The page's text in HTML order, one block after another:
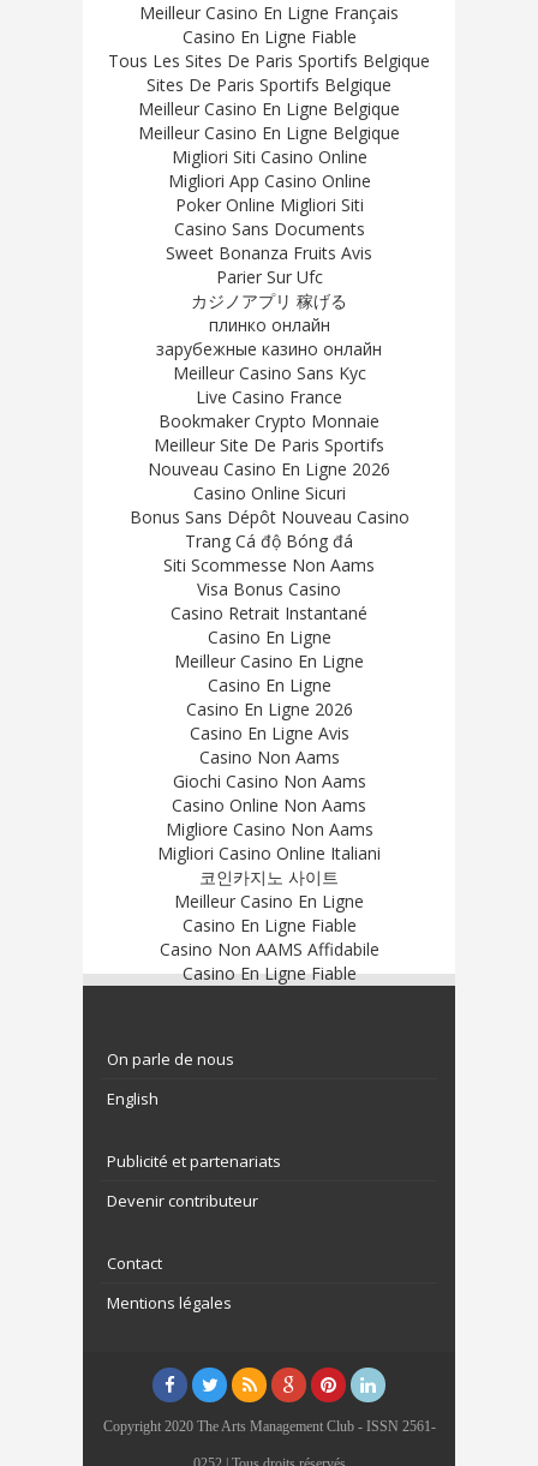
Meilleur Casino En Ligne Français
Casino En Ligne Fiable
Tous Les Sites De Paris Sportifs Belgique
Sites De Paris Sportifs Belgique
Meilleur Casino En Ligne Belgique
Meilleur Casino En Ligne Belgique
Migliori Siti Casino Online
Migliori App Casino Online
Poker Online Migliori Siti
Casino Sans Documents
Sweet Bonanza Fruits Avis
Parier Sur Ufc
カジノアプリ 稼げる
плинко онлайн
зарубежные казино онлайн
Meilleur Casino Sans Kyc
Live Casino France
Bookmaker Crypto Monnaie
Meilleur Site De Paris Sportifs
Nouveau Casino En Ligne 2026
Casino Online Sicuri
Bonus Sans Dépôt Nouveau Casino
Trang Cá độ Bóng đá
Siti Scommesse Non Aams
Visa Bonus Casino
Casino Retrait Instantané
Casino En Ligne
Meilleur Casino En Ligne
Casino En Ligne
Casino En Ligne 2026
Casino En Ligne Avis
Casino Non Aams
Giochi Casino Non Aams
Casino Online Non Aams
Migliore Casino Non Aams
Migliori Casino Online Italiani
코인카지노 사이트
Meilleur Casino En Ligne
Casino En Ligne Fiable
Casino Non AAMS Affidabile
Casino En Ligne Fiable
On parle de nous
English
Publicité et partenariats
Devenir contributeur
Contact
Mentions légales
Copyright 2020 The Arts Management Club - ISSN 2561-